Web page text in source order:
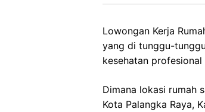
Lowongan Kerja
yang di tunggu-
kesehatan
Dimana lokasi rumah
Kota Palangka Raya,